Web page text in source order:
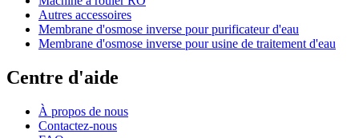
Autres accessoires
Membrane d'osmose inverse pour purificateur d'eau
Membrane d'osmose inverse pour usine de traitement d'eau
Centre d'aide
À propos de nous
Contactez-nous